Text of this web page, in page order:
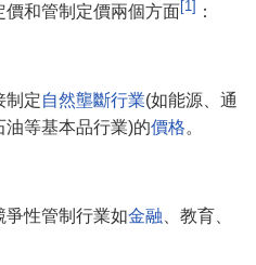
和管制定價兩個方面[1] ：
定自然壟斷行業(如能源、通
等基本品行業)的價格。
性管制行業如金融 、教育、